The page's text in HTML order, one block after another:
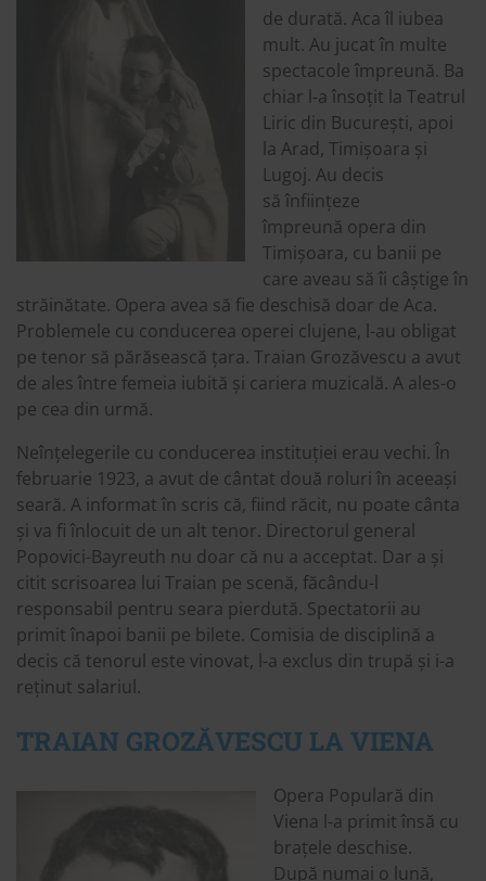
de durată. Aca îl iubea
mult. Au jucat în multe
spectacole împreună. Ba
chiar l-a însoțit la Teatrul
Liric din București, apoi
la Arad, Timișoara și
Lugoj. Au decis
să înființeze
împreună opera din
Timișoara, cu banii pe
care aveau să îi câștige în
străinătate. Opera avea să fie deschisă doar de Aca.
Problemele cu conducerea operei clujene, l-au obligat
pe tenor să părăsească țara. Traian Grozăvescu a avut
de ales între femeia iubită și cariera muzicală. A ales-o
pe cea din urmă.
Neînțelegerile cu conducerea instituției erau vechi. În
februarie 1923, a avut de cântat două roluri în aceeași
seară. A informat în scris că, fiind răcit, nu poate cânta
și va fi înlocuit de un alt tenor. Directorul general
Popovici-Bayreuth nu doar că nu a acceptat. Dar a și
citit scrisoarea lui Traian pe scenă, făcându-l
responsabil pentru seara pierdută. Spectatorii au
primit înapoi banii pe bilete. Comisia de disciplină a
decis că tenorul este vinovat, l-a exclus din trupă și i-a
reținut salariul.
TRAIAN GROZĂVESCU LA VIENA
Opera Populară din
Viena l-a primit însă cu
brațele deschise.
După numai o lună,